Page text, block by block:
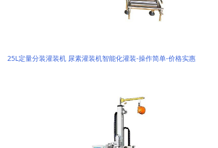
25L定量分装灌装机 尿素灌装机智能化灌装-操作简单-价格实惠